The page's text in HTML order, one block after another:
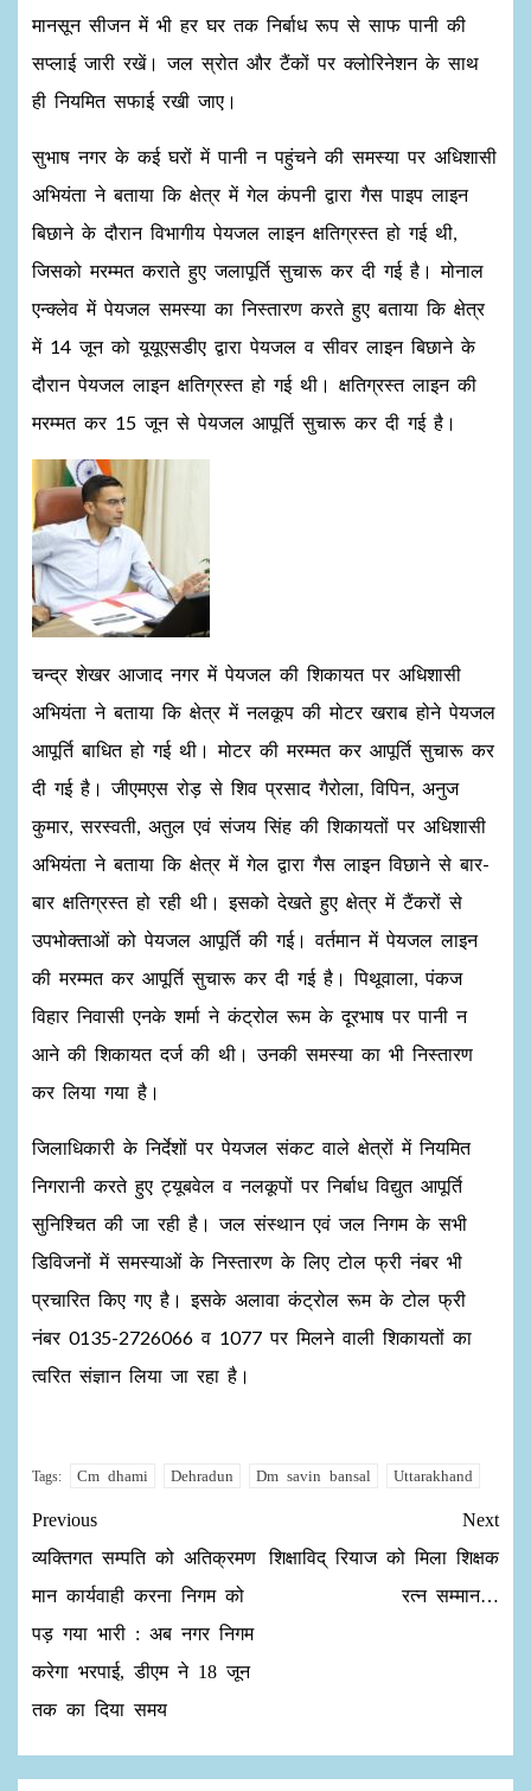
मानसून सीजन में भी हर घर तक निर्बाध रूप से साफ पानी की
सप्लाई जारी रखें। जल स्रोत और टैंकों पर क्लोरिनेशन के साथ
ही नियमित सफाई रखी जाए।
सुभाष नगर के कई घरों में पानी न पहुंचने की समस्या पर अधिशासी
अभियंता ने बताया कि क्षेत्र में गेल कंपनी द्वारा गैस पाइप लाइन
बिछाने के दौरान विभागीय पेयजल लाइन क्षतिग्रस्त हो गई थी,
जिसको मरम्मत कराते हुए जलापूर्ति सुचारू कर दी गई है। मोनाल
एन्क्लेव में पेयजल समस्या का निस्तारण करते हुए बताया कि क्षेत्र
में 14 जून को यूयूएसडीए द्वारा पेयजल व सीवर लाइन बिछाने के
दौरान पेयजल लाइन क्षतिग्रस्त हो गई थी। क्षतिग्रस्त लाइन की
मरम्मत कर 15 जून से पेयजल आपूर्ति सुचारू कर दी गई है।
चन्द्र शेखर आजाद नगर में पेयजल की शिकायत पर अधिशासी
अभियंता ने बताया कि क्षेत्र में नलकूप की मोटर खराब होने पेयजल
आपूर्ति बाधित हो गई थी। मोटर की मरम्मत कर आपूर्ति सुचारू कर
दी गई है। जीएमएस रोड़ से शिव प्रसाद गैरोला, विपिन, अनुज
कुमार, सरस्वती, अतुल एवं संजय सिंह की शिकायतों पर अधिशासी
अभियंता ने बताया कि क्षेत्र में गेल द्वारा गैस लाइन विछाने से बार-
बार क्षतिग्रस्त हो रही थी। इसको देखते हुए क्षेत्र में टैंकरों से
उपभोक्ताओं को पेयजल आपूर्ति की गई। वर्तमान में पेयजल लाइन
की मरम्मत कर आपूर्ति सुचारू कर दी गई है। पिथूवाला, पंकज
विहार निवासी एनके शर्मा ने कंट्रोल रूम के दूरभाष पर पानी न
आने की शिकायत दर्ज की थी। उनकी समस्या का भी निस्तारण
कर लिया गया है।
जिलाधिकारी के निर्देशों पर पेयजल संकट वाले क्षेत्रों में नियमित
निगरानी करते हुए ट्यूबवेल व नलकूपों पर निर्बाध विद्युत आपूर्ति
सुनिश्चित की जा रही है। जल संस्थान एवं जल निगम के सभी
डिविजनों में समस्याओं के निस्तारण के लिए टोल फ्री नंबर भी
प्रचारित किए गए है। इसके अलावा कंट्रोल रूम के टोल फ्री
नंबर 0135-2726066 व 1077 पर मिलने वाली शिकायतों का
त्वरित संज्ञान लिया जा रहा है।
Tags: Cm dhami Dehradun Dm savin bansal Uttarakhand
Previous
व्यक्तिगत सम्पति को अतिक्रमण
मान कार्यवाही करना निगम को
पड़ गया भारी : अब नगर निगम
करेगा भरपाई, डीएम ने 18 जून
तक का दिया समय
Next
शिक्षाविद् रियाज को मिला शिक्षक
रत्न सम्मान…